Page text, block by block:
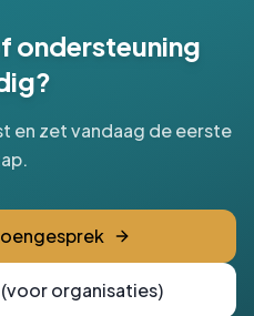
ondersteuning
en zet vandaag de eerste
organisaties)